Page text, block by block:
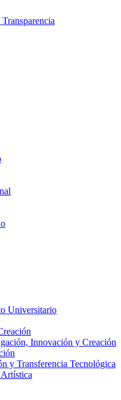
Universitario
Innovación y Creación
y Transferencia Tecnológica